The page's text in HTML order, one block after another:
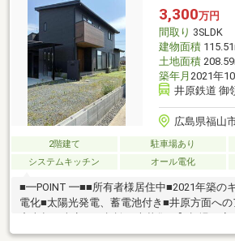
問い合わせ頂けます♪ 友達追加→『
3,300万円
間取り 3SLDK
建物面積
土地面積
築年月 2021年
井原鉄道 御
広島県福山
2階建て 駐車場あり
システムキッチン
オール電化
■━POINT ━■■所有者様居住中■2021年築の
電化■太陽光発電、蓄電池付き■井原方面への
産売却・査定のご相談を大募集！】相場に応
はもちろん、お客さまのご要望やお悩みをお